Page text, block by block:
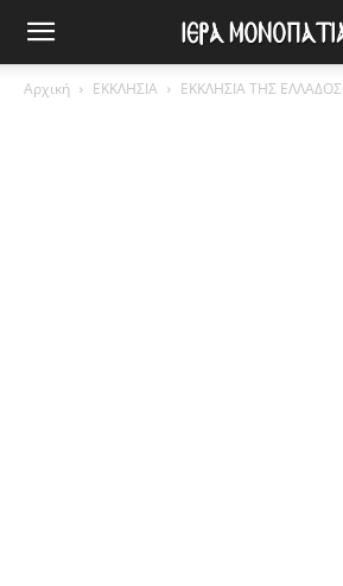
Αρχική ΕΚΚΛΗΣΙΑ ΕΚΚΛΗΣΙΑ ΤΗΣ ΕΛΛΑΔΟΣ